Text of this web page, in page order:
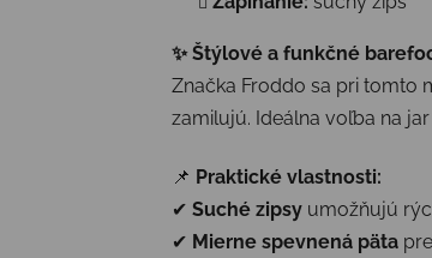
✨ Štýlové a funkčné
Značka Froddo sa pri tomto
zamilujú. Ideálna voľba na
📌 Praktické vlastnosti:
✔ Suché zipsy umožňujú
✔ Mierne spevnená päta